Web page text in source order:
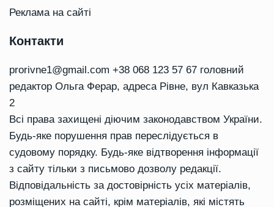
Реклама на сайті
Контакти
prorivne1@gmail.com +38 068 123 57 67 головний
редактор Ольга Ферар, адреса Рівне, вул Кавказька
2
Всі права захищені діючим законодавством України.
Будь-яке порушення прав переслідується в
судовому порядку. Будь-яке відтворення інформації
з сайту тільки з письмово дозволу редакції.
Відповідальність за достовірність усіх матеріалів,
розміщених на сайті, крім матеріалів, які містять